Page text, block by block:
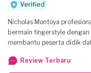
Verified
Nicholas Montoya
bermain fingerstyle
membantu peserta didik
kebutuhan murid les dan
Review Terbaru